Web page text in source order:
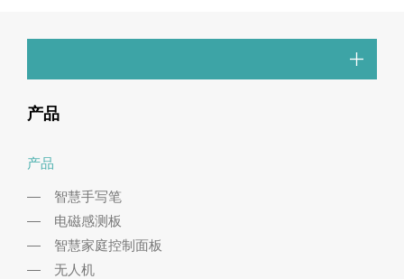
产品
产品
智慧手写笔
电磁感测板
智慧家庭控制面板
无人机